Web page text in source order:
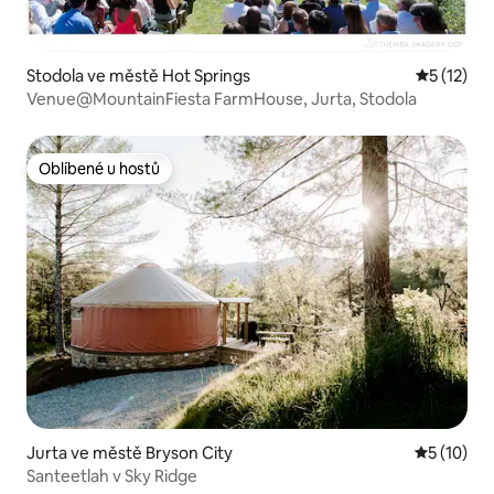
Stodola ve městě Hot Springs
5 (12)
Venue@MountainFiesta FarmHouse, Jurta, Stodola
Oblíbené u hostů
Oblíbené u hostů
Jurta ve městě Bryson City Průměrné
5 (10)
Santeetlah v Sky Ridge